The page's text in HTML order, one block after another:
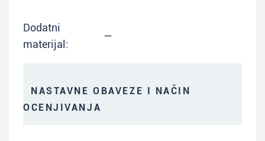
Dodatni
materijal:
—
NASTAVNE OBAVEZE I NAČIN
OCENJIVANJA